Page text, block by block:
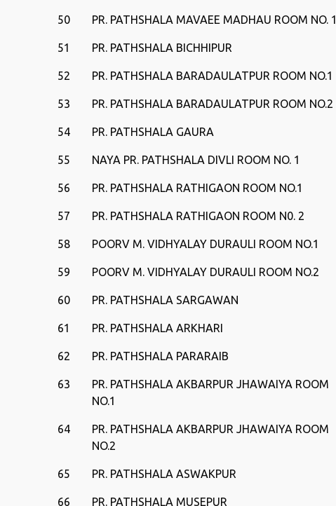
50 PR. PATHSHALA MAVAEE MADHAU ROOM NO. 1
51 PR. PATHSHALA BICHHIPUR
52 PR. PATHSHALA BARADAULATPUR ROOM NO.1
53 PR. PATHSHALA BARADAULATPUR ROOM NO.2
54 PR. PATHSHALA GAURA
55 NAYA PR. PATHSHALA DIVLI ROOM NO. 1
56 PR. PATHSHALA RATHIGAON ROOM NO.1
57 PR. PATHSHALA RATHIGAON ROOM N0. 2
58 POORV M. VIDHYALAY DURAULI ROOM NO.1
59 POORV M. VIDHYALAY DURAULI ROOM NO.2
60 PR. PATHSHALA SARGAWAN
61 PR. PATHSHALA ARKHARI
62 PR. PATHSHALA PARARAIB
63
PR. PATHSHALA AKBARPUR JHAWAIYA ROOM
NO.1
64
PR. PATHSHALA AKBARPUR JHAWAIYA ROOM
NO.2
65 PR. PATHSHALA ASWAKPUR
66 PR. PATHSHALA MUSEPUR